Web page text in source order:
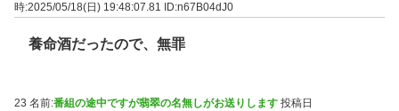
時:2025/05/18(日) 19:48:07.81
ID:n67B04dJ0
養命酒だったので、無罪
23 名前:番組の途中ですが翡翠の名無しがお送りします 投稿日